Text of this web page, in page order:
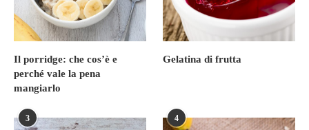
Il porridge: che cos’è e
perché vale la pena
mangiarlo
Gelatina di frutta
3 4